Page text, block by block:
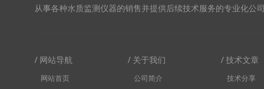
从事各种水质监测仪器的销售并提供后续技术服务的专业化公司
/ 网站导航
网站首页
/ 关于我们
公司简介
/ 技术文章
技术分享